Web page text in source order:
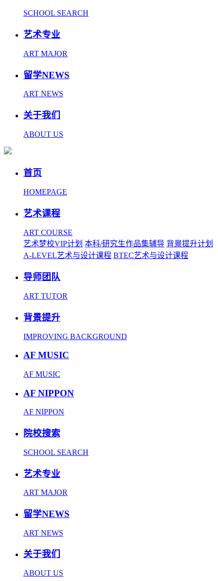
SCHOOL SEARCH
艺术专业
ART MAJOR
留学NEWS
ART NEWS
关于我们
ABOUT US
首页
HOMEPAGE
艺术课程
ART COURSE
艺术梦校VIP计划 本科/研究生作品集辅导 背景提升计划
A-LEVEL艺术与设计课程 BTEC艺术与设计课程
导师团队
ART TUTOR
背景提升
IMPROVING BACKGROUND
AF MUSIC
AF MUSIC
AF NIPPON
AF NIPPON
院校搜索
SCHOOL SEARCH
艺术专业
ART MAJOR
留学NEWS
ART NEWS
关于我们
ABOUT US